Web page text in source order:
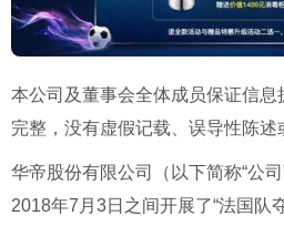
本公司及董事会全体成员保证信息
完整，没有虚假记载、误导性陈述
华帝股份有限公司（以下简称“公
2018年7月3日之间开展了“法国队